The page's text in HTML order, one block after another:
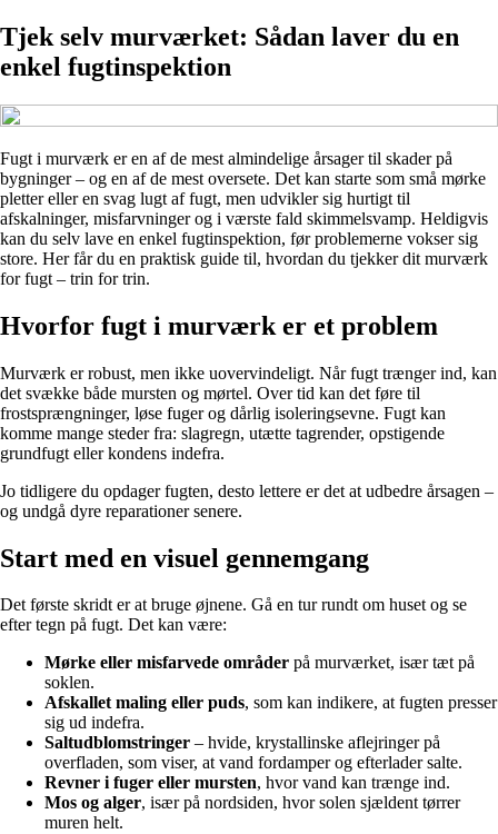
Tjek selv murværket: Sådan laver du en
enkel fugtinspektion
Fugt i murværk er en af de mest almindelige årsager til skader på
bygninger – og en af de mest oversete. Det kan starte som små mørke
pletter eller en svag lugt af fugt, men udvikler sig hurtigt til
afskalninger, misfarvninger og i værste fald skimmelsvamp. Heldigvis
kan du selv lave en enkel fugtinspektion, før problemerne vokser sig
store. Her får du en praktisk guide til, hvordan du tjekker dit murværk
for fugt – trin for trin.
Hvorfor fugt i murværk er et problem
Murværk er robust, men ikke uovervindeligt. Når fugt trænger ind, kan
det svække både mursten og mørtel. Over tid kan det føre til
frostsprængninger, løse fuger og dårlig isoleringsevne. Fugt kan
komme mange steder fra: slagregn, utætte tagrender, opstigende
grundfugt eller kondens indefra.
Jo tidligere du opdager fugten, desto lettere er det at udbedre årsagen –
og undgå dyre reparationer senere.
Start med en visuel gennemgang
Det første skridt er at bruge øjnene. Gå en tur rundt om huset og se
efter tegn på fugt. Det kan være:
Mørke eller misfarvede områder på murværket, især tæt på
soklen.
Afskallet maling eller puds, som kan indikere, at fugten presser
sig ud indefra.
Saltudblomstringer – hvide, krystallinske aflejringer på
overfladen, som viser, at vand fordamper og efterlader salte.
Revner i fuger eller mursten, hvor vand kan trænge ind.
Mos og alger, især på nordsiden, hvor solen sjældent tørrer
muren helt.